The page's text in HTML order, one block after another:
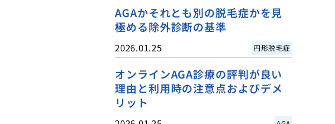
AGAかそれとも別の脱毛症かを見
極める除外診断の基準
2026.01.25 円形脱毛症
オンラインAGA診療の評判が良い
理由と利用時の注意点およびデメ
リット